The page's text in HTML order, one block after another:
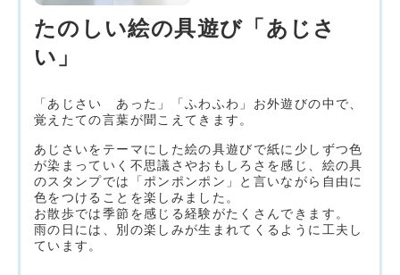
たのしい絵の具遊び「あじさ
い」
「あじさい あった」「ふわふわ」お外遊びの中で、
覚えたての言葉が聞こえてきます。
あじさいをテーマにした絵の具遊びで紙に少しずつ色
が染まっていく不思議さやおもしろさを感じ、絵の具
のスタンプでは「ポンポンポン」と言いながら自由に
色をつけることを楽しみました。
お散歩では季節を感じる経験がたくさんできます。
雨の日には、別の楽しみが生まれてくるように工夫し
ています。